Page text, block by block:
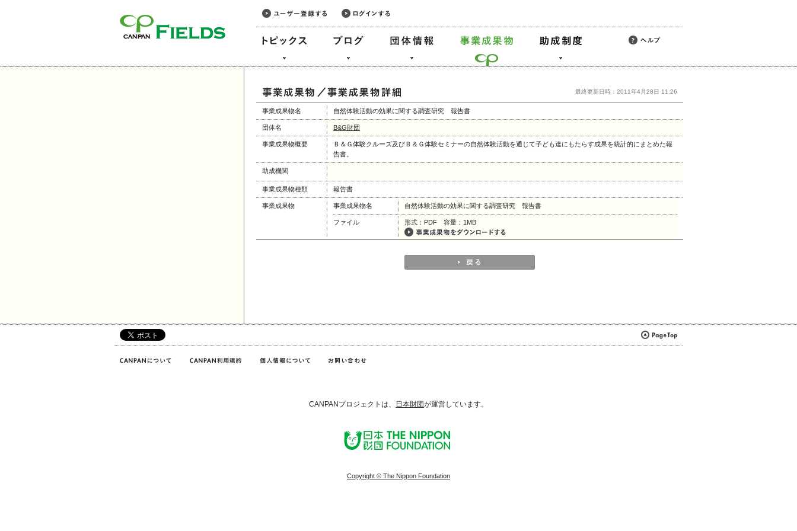
最終更新日時：2011年4月28日 11:26
事業成果物名 自然体験活動の効果に関する調査研究 報告書
団体名 B&G財団
事業成果物概要
Ｂ＆Ｇ体験クルーズ及びＢ＆Ｇ体験セミナーの自然体験活動を通じて子ども達にもたらす成果を統計的にまとめた報
告書。
助成機関
事業成果物種類 報告書
事業成果物 事業成果物名 自然体験活動の効果に関する調査研究 報告書
ファイル 形式：PDF 容量：1MB
CANPANプロジェクトは、 日本財団が運営しています。
Copyright © The Nippon Foundation